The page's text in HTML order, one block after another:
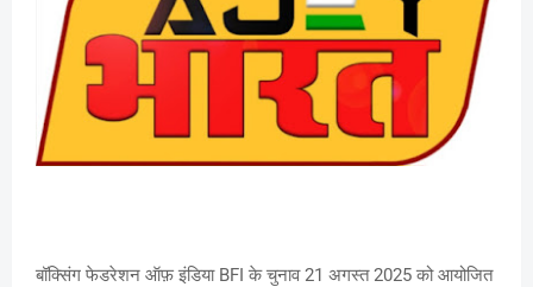
बॉक्सिंग फेडरेशन ऑफ़ इंडिया BFI के चुनाव 21 अगस्त 2025 को आयोजित